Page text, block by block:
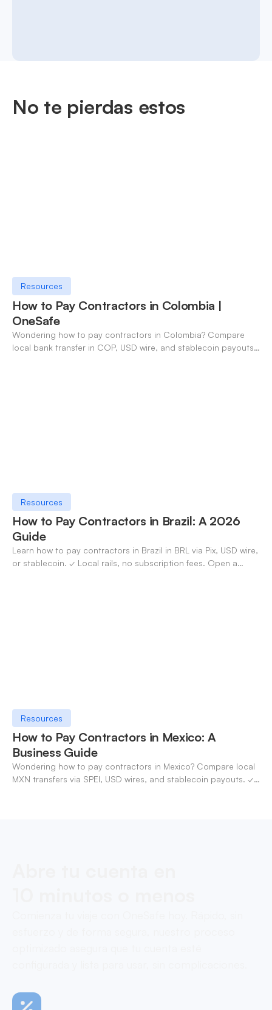
No te pierdas estos
Resources
How to Pay Contractors in Colombia |
OneSafe
Wondering how to pay contractors in Colombia? Compare
local bank transfer in COP, USD wire, and stablecoin payouts.
Resources
How to Pay Contractors in Brazil: A 2026
Guide
Learn how to pay contractors in Brazil in BRL via Pix, USD wire,
or stablecoin. ✓ Local rails, no subscription fees. Open a
Resources
How to Pay Contractors in Mexico: A
Business Guide
Wondering how to pay contractors in Mexico? Compare local
MXN transfers via SPEI, USD wires, and stablecoin payouts. ✓